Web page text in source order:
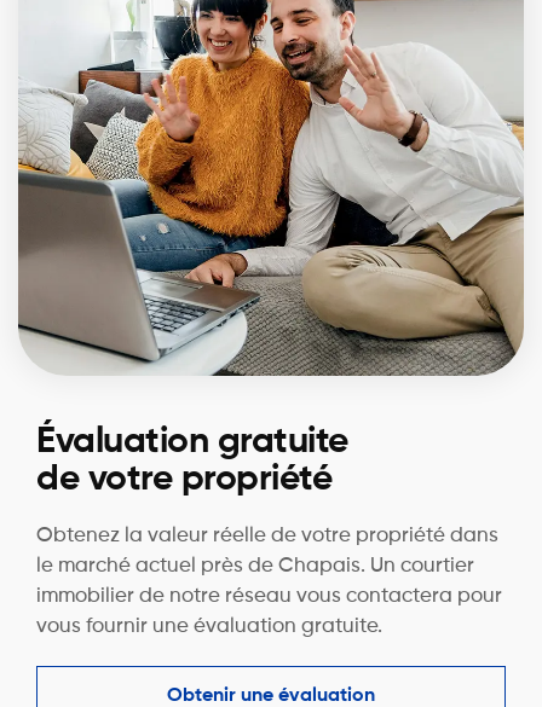
Évaluation gratuite
de votre propriété
Obtenez la valeur réelle de votre propriété dans
le marché actuel près de Chapais. Un courtier
immobilier de notre réseau vous contactera pour
vous fournir une évaluation gratuite.
Obtenir une évaluation